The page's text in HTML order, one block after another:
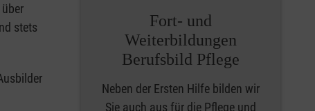
stets
Fort- und
Weiterbildungen
Berufsbild Pflege
Neben der Ersten Hilfe bilden wir
Sie auch aus für die Pflege und